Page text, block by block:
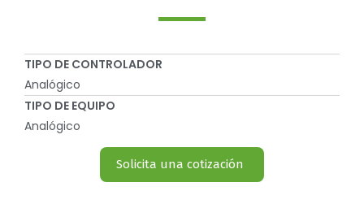
TIPO DE CONTROLADOR
Analógico
TIPO DE EQUIPO
Analógico
Solicita una cotización